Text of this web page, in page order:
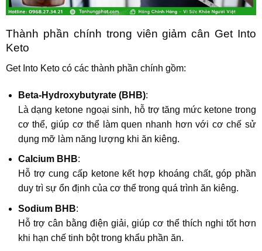
Thành phần chính trong viên giảm cân Get Into
Keto
Get Into Keto có các thành phần chính gồm:
Beta-Hydroxybutyrate (BHB):
Là dạng ketone ngoại sinh, hỗ trợ tăng mức ketone trong
cơ thể, giúp cơ thể làm quen nhanh hơn với cơ chế sử
dụng mỡ làm năng lượng khi ăn kiêng.
Calcium BHB:
Hỗ trợ cung cấp ketone kết hợp khoáng chất, góp phần
duy trì sự ổn định của cơ thể trong quá trình ăn kiêng.
Sodium BHB:
Hỗ trợ cân bằng điện giải, giúp cơ thể thích nghi tốt hơn
khi hạn chế tinh bột trong khẩu phần ăn.